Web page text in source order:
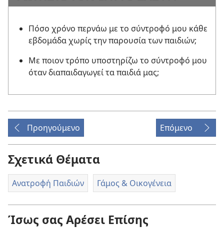
Πόσο χρόνο περνάω με το σύντροφό μου κάθε
εβδομάδα χωρίς την παρουσία των παιδιών;
Με ποιον τρόπο υποστηρίζω το σύντροφό μου
όταν διαπαιδαγωγεί τα παιδιά μας;
Προηγούμενο Επόμενο
Σχετικά Θέματα
Ανατροφή Παιδιών Γάμος & Οικογένεια
Ίσως σας Αρέσει Επίσης